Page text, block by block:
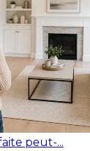
peut-...